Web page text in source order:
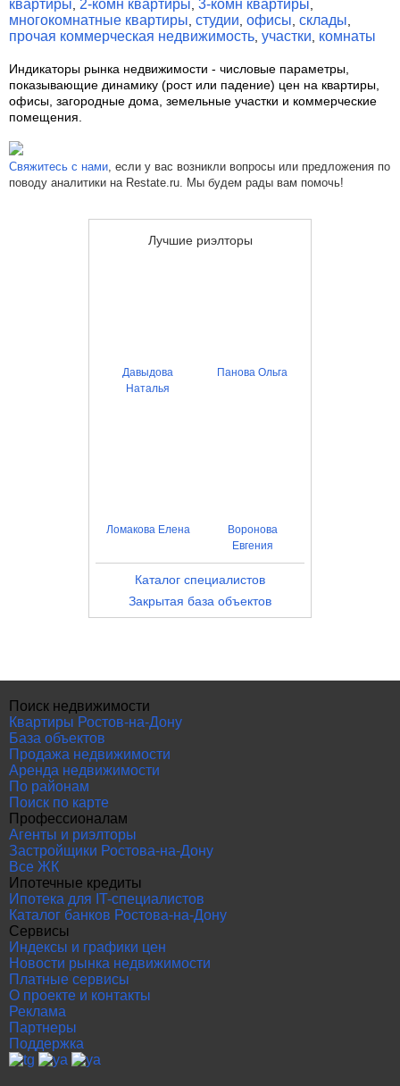
квартиры 2-комн квартиры 3-комн квартиры
многокомнатные квартиры студии офисы склады
прочая коммерческая недвижимость участки комнаты
Индикаторы рынка недвижимости - числовые параметры,
показывающие динамику (рост или падение) цен на квартиры,
офисы, загородные дома, земельные участки и коммерческие
помещения.
Свяжитесь с нами, если у вас возникли вопросы или предложения по
поводу аналитики на Restate.ru. Мы будем рады вам помочь!
Лучшие риэлторы
Давыдова
Наталья
Панова Ольга
Ломакова Елена
Воронова
Евгения
Каталог специалистов
Закрытая база объектов
Поиск недвижимости
Квартиры Ростов-на-Дону
База объектов
Продажа недвижимости
Аренда недвижимости
По районам
Поиск по карте
Профессионалам
Агенты и риэлторы
Застройщики Ростова-на-Дону
Все ЖК
Ипотечные кредиты
Ипотека для IT-специалистов
Каталог банков Ростова-на-Дону
Сервисы
Индексы и графики цен
Новости рынка недвижимости
Платные сервисы
О проекте и контакты
Реклама
Партнеры
Поддержка